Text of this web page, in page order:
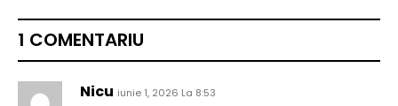
1 COMENTARIU
Nicu iunie 1, 2026 La 8:53